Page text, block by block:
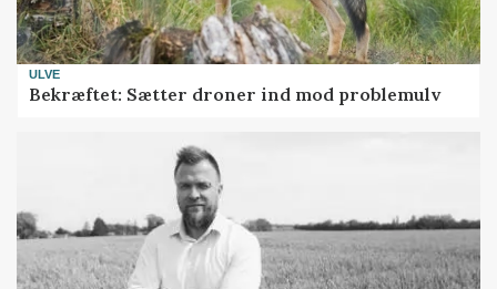
ULVE
Bekræftet: Sætter droner ind mod problemulv